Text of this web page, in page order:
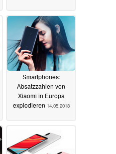
Smartphones:
Absatzzahlen von
Xiaomi in Europa
explodieren 14.05.2018